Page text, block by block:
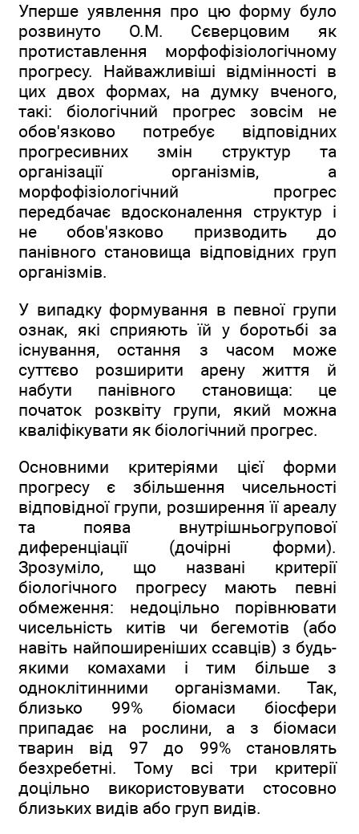
Уперше уявлення про цю форму було
розвинуто О.М. Сєверцовим як
протиставлення морфофізіологічному
прогресу. Найважливіші відмінності в
цих двох формах, на думку вченого,
такі: біологічний прогрес зовсім не
обов'язково потребує відповідних
прогресивних змін структур та
організації організмів, а
морфофізіологічний прогрес
передбачає вдосконалення структур і
не обов'язково призводить до
панівного становища відповідних груп
організмів.
У випадку формування в певної групи
ознак, які сприяють їй у боротьбі за
існування, остання з часом може
суттєво розширити арену життя й
набути панівного становища: це
початок розквіту групи, який можна
кваліфікувати як біологічний прогрес.
Основними критеріями цієї форми
прогресу є збільшення чисельності
відповідної групи, розширення її ареалу
та поява внутрішньогрупової
диференціації (дочірні форми).
Зрозуміло, що названі критерії
біологічного прогресу мають певні
обмеження: недоцільно порівнювати
чисельність китів чи бегемотів (або
навіть найпоширеніших ссавців) з будь-
якими комахами і тим більше з
одноклітинними організмами. Так,
близько 99% біомаси біосфери
припадає на рослини, а з біомаси
тварин від 97 до 99% становлять
безхребетні. Тому всі три критерії
доцільно використовувати стосовно
близьких видів або груп видів.